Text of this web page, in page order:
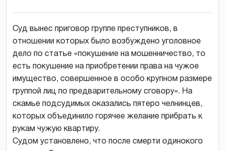
Суд вынес приговор группе преступников, в
отношении которых было возбуждено уголовное
дело по статье «покушение на мошенничество, то
есть покушение на приобретении права на чужое
имущество, совершенное в особо крупном размере
группой лиц по предварительному сговору». На
скамье подсудимых оказались пятеро челнинцев,
которых объединило горячее желание прибрать к
рукам чужую квартиру.
Судом установлено, что после смерти одинокого